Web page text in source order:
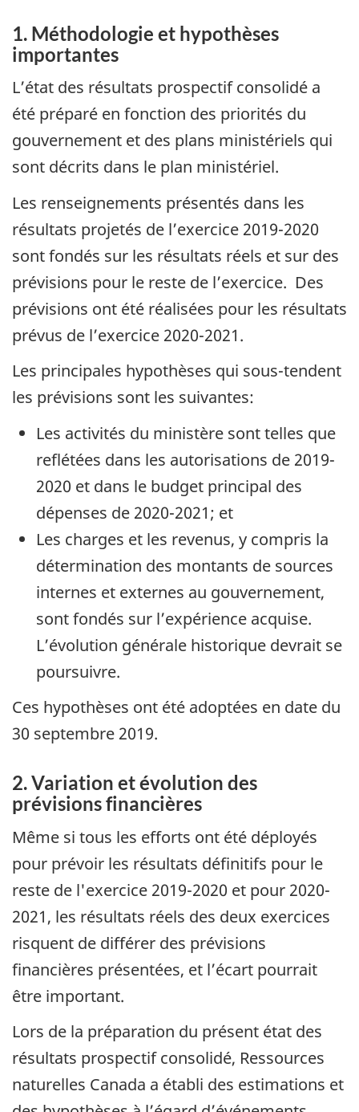
1. Méthodologie et hypothèses
importantes
L’état des résultats prospectif consolidé a
été préparé en fonction des priorités du
gouvernement et des plans ministériels qui
sont décrits dans le plan ministériel.
Les renseignements présentés dans les
résultats projetés de l’exercice 2019-2020
sont fondés sur les résultats réels et sur des
prévisions pour le reste de l’exercice. Des
prévisions ont été réalisées pour les résultats
prévus de l’exercice 2020-2021.
Les principales hypothèses qui sous-tendent
les prévisions sont les suivantes:
Les activités du ministère sont telles que
reflétées dans les autorisations de 2019-
2020 et dans le budget principal des
dépenses de 2020-2021; et
Les charges et les revenus, y compris la
détermination des montants de sources
internes et externes au gouvernement,
sont fondés sur l’expérience acquise.
L’évolution générale historique devrait se
poursuivre.
Ces hypothèses ont été adoptées en date du
30 septembre 2019.
2. Variation et évolution des
prévisions financières
Même si tous les efforts ont été déployés
pour prévoir les résultats définitifs pour le
reste de l'exercice 2019-2020 et pour 2020-
2021, les résultats réels des deux exercices
risquent de différer des prévisions
financières présentées, et l’écart pourrait
être important.
Lors de la préparation du présent état des
résultats prospectif consolidé, Ressources
naturelles Canada a établi des estimations et